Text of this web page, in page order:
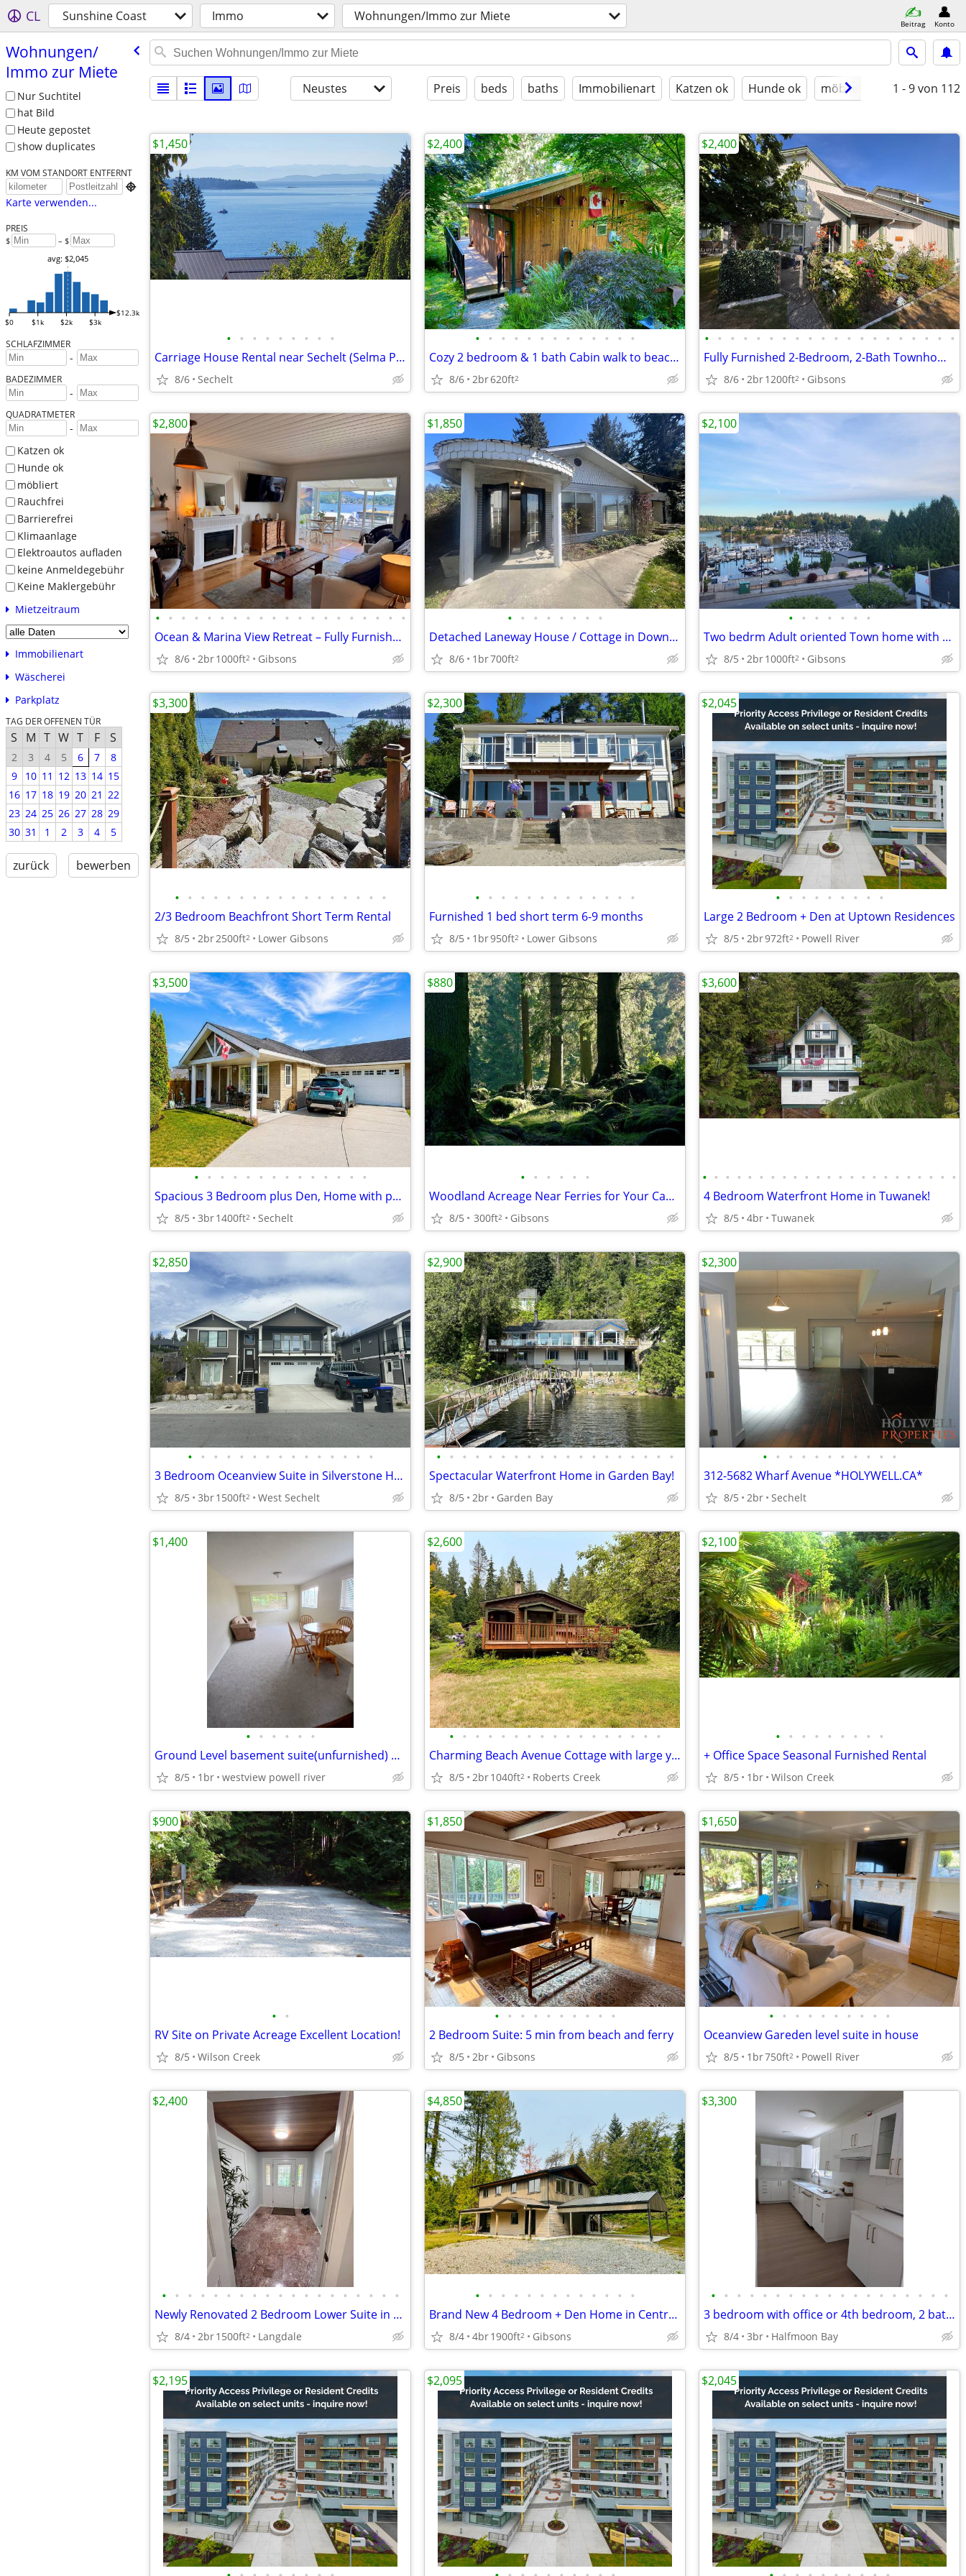
CL Sunshine Coast Immo Wohnungen/Immo zur Miete Beitrag Konto
Wohnungen/​
Immo zur Miete
Nur Suchtitel
hat Bild
Heute gepostet
show duplicates
KM VOM STANDORT ENTFERNT

Karte verwenden...
PREIS
$ – $
$0 $1k $2k $3k
$12.3k
avg: $2,045
SCHLAFZIMMER
-
BADEZIMMER
-
QUADRATMETER
-
Katzen ok
Hunde ok
möbliert
Rauchfrei
Barrierefrei
Klimaanlage
Elektroautos aufladen
keine Anmeldegebühr
Keine Maklergebühr
Mietzeitraum
Immobilienart
Wäscherei
Parkplatz
TAG DER OFFENEN TÜR
S M T W T F S
2 3 4 5 6 7
8
9
10 11 12 13 14 15
16 17 18 19 20 21 22
23 24 25 26 27 28 29
30 31 1 2 3 4 5
zurück bewerben
Neustes Preis beds baths Immobilienart Katzen ok Hunde ok möbliert 1 - 9von 112
• • • • • • • • •
Carriage House Rental near Sechelt (Selma Park)
8/6 Sechelt
$1,450
• • • • • • • • • • • • •
Cozy 2 bedroom & 1 bath Cabin walk to beach Sechelt
8/6 2br620ft2
$2,400
• • • • • • • • • • • • • • • • • • • •
Fully Furnished 2-Bedroom, 2-Bath Townhome – Upper Gibsons
8/6 2br1200ft2 Gibsons
$2,400
• • • • • • • • • • • • • • • • • • • •
Ocean & Marina View Retreat – Fully Furnished 2-Bedroom Garden Suite
8/6 2br1000ft2 Gibsons
$2,800
• • • • • • • •
Detached Laneway House / Cottage in Downtown Sechelt Avail Sept 1
8/6 1br700ft2
$1,850
• • • • • • •
Two bedrm Adult oriented Town home with view Gibsons Landing
8/5 2br1000ft2 Gibsons
$2,100
• • • • • • • • • • • • • • • • •
2/3 Bedroom Beachfront Short Term Rental
8/5 2br2500ft2 Lower Gibsons
$3,300
• • • • • • • • • • • • •
Furnished 1 bed short term 6-9 months
8/5 1br950ft2 Lower Gibsons
$2,300
• • • • • • • • •
Large 2 Bedroom + Den at Uptown Residences
8/5 2br972ft2 Powell River
$2,045
• • • • • • • • • • • • • •
Spacious 3 Bedroom plus Den, Home with peek-a-boo Ocean Views
8/5 3br1400ft2 Sechelt
$3,500
• • • • • •
Woodland Acreage Near Ferries for Your Camper/RV
8/5 300ft2 Gibsons
$880
• • • • • • • • • • • • • • • • • • • • • • •
4 Bedroom Waterfront Home in Tuwanek!
8/5 4br Tuwanek
$3,600
• • • • • • • • • • • • • • •
3 Bedroom Oceanview Suite in Silverstone Heights!
8/5 3br1500ft2 West Sechelt
$2,850
• • • • • • • • • • • • • • • • • • •
Spectacular Waterfront Home in Garden Bay!
8/5 2br Garden Bay
$2,900
• • • • • • • • • • •
312-5682 Wharf Avenue *HOLYWELL.CA*
8/5 2br Sechelt
$2,300
• • • • • •
Ground Level basement suite(unfurnished) available for rent from Aug
8/5 1br westview powell river
$1,400
• • • • • • • • • • • • • • • • •
Charming Beach Avenue Cottage with large yard and easy beach access!
8/5 2br1040ft2 Roberts Creek
$2,600
• • • • • • • • •
+ Office Space Seasonal Furnished Rental
8/5 1br Wilson Creek
$2,100
• •
RV Site on Private Acreage Excellent Location!
8/5 Wilson Creek
$900
• • • • • • • • • •
2 Bedroom Suite: 5 min from beach and ferry
8/5 2br Gibsons
$1,850
• • • • • • • • • •
Oceanview Gareden level suite in house
8/5 1br750ft2 Powell River
$1,650
• • • • • • • • • • • • • • • • • • •
Newly Renovated 2 Bedroom Lower Suite in Langdale
8/4 2br1500ft2 Langdale
$2,400
• • • • • • • • • • • • •
Brand New 4 Bedroom + Den Home in Central Gibsons
8/4 4br1900ft2 Gibsons
$4,850
• • • • • • • • • • • • • • • • • • •
3 bedroom with office or 4th bedroom, 2 bath house
8/4 3br Halfmoon Bay
$3,300
$2,195 $2,095 $2,045